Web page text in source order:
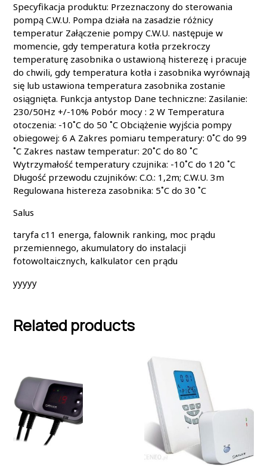
Specyfikacja produktu: Przeznaczony do sterowania
pompą C.W.U. Pompa działa na zasadzie różnicy
temperatur Załączenie pompy C.W.U. następuje w
momencie, gdy temperatura kotła przekroczy
temperaturę zasobnika o ustawioną histerezę i pracuje
do chwili, gdy temperatura kotła i zasobnika wyrównają
się lub ustawiona temperatura zasobnika zostanie
osiągnięta. Funkcja antystop Dane techniczne: Zasilanie:
230/50Hz +/-10% Pobór mocy : 2 W Temperatura
otoczenia: -10˚C​ do 50 ˚C Obciążenie wyjścia pompy
obiegowej: 6 A Zakres pomiaru temperatury: 0˚C​ do 99
˚C Zakres nastaw temperatur: 20˚C​ do 80 ˚C
Wytrzymałość temperatury czujnika: -10˚C​ do 120 ˚C
Długość przewodu czujników: C.O.: 1,2m; C.W.U. 3m
Regulowana histereza zasobnika: 5˚C​ do 30 ˚C​
Salus
taryfa c11 energa, falownik ranking, moc prądu
przemiennego, akumulatory do instalacji
fotowoltaicznych, kalkulator cen prądu
yyyyy
Related products